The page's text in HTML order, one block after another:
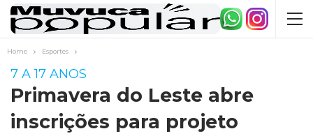
Home Esportes
7 A 17 ANOS
Primavera do Leste abre
inscrições para projeto